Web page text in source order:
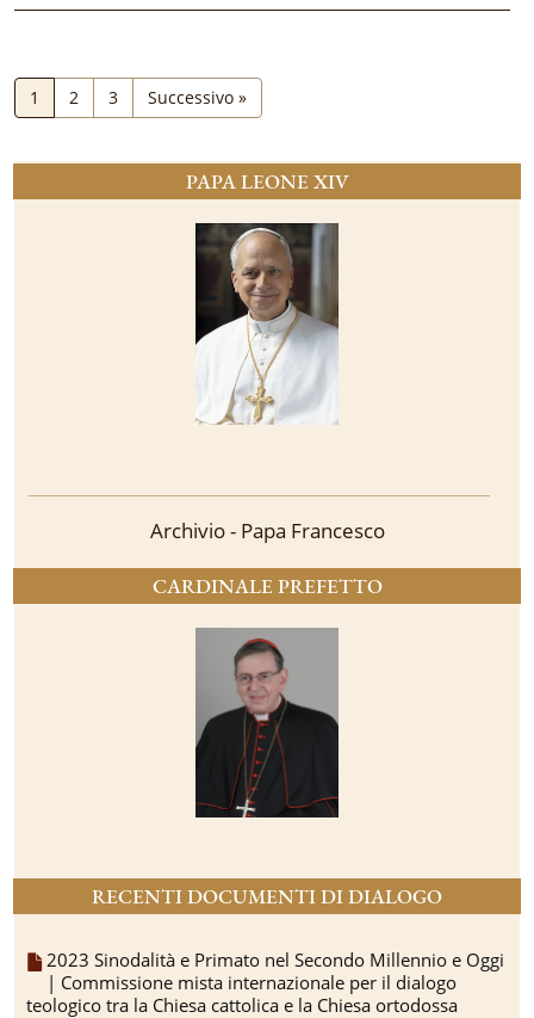
1 2 3 Successivo »
PAPA LEONE XIV
Archivio - Papa Francesco
CARDINALE PREFETTO
RECENTI DOCUMENTI DI DIALOGO
2023 Sinodalità e Primato nel Secondo Millennio e Oggi
| Commissione mista internazionale per il dialogo
teologico tra la Chiesa cattolica e la Chiesa ortodossa